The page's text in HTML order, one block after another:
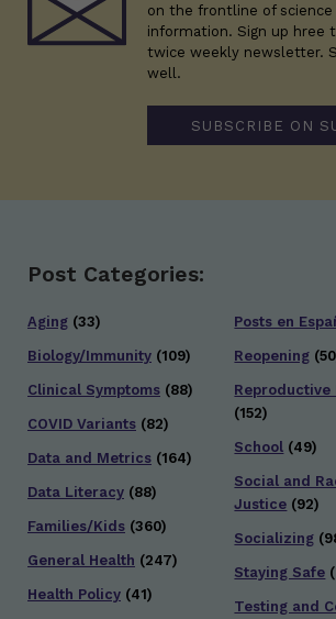
on the frontline of science
information. Sign up hree
twice weekly newsletter.
well.
SUBSCRIBE ON
Post Categories:
Aging (33)
Biology/Immunity (109)
Clinical Symptoms (88)
COVID Variants (82)
Data and Metrics (164)
Data Literacy (88)
Families/Kids (360)
General Health (247)
Health Policy (41)
Posts en
Reopening
Reproductive
(152)
School (49)
Social and
Justice (92)
Socializing
Staying Safe
Testing and